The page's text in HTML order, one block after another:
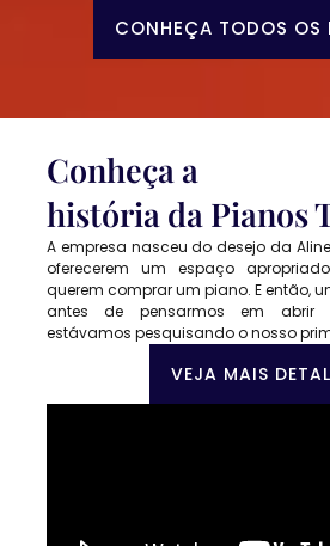
CONHEÇA TODOS OS
Conheça a
história da Pianos
A empresa nasceu do desejo da
oferecerem um espaço
querem comprar um piano. E então,
antes de pensarmos em abrir
estávamos pesquisando o nosso
VEJA MAIS